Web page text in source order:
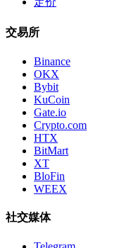
交易所
Binance
OKX
Bybit
KuCoin
Gate.io
Crypto.com
HTX
BitMart
XT
BloFin
WEEX
社交媒体